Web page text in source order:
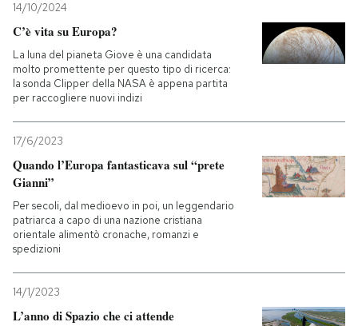
14/10/2024
C’è vita su Europa?
La luna del pianeta Giove è una candidata
molto promettente per questo tipo di ricerca:
la sonda Clipper della NASA è appena partita
per raccogliere nuovi indizi
17/6/2023
Quando l’Europa fantasticava sul “prete
Gianni”
Per secoli, dal medioevo in poi, un leggendario
patriarca a capo di una nazione cristiana
orientale alimentò cronache, romanzi e
spedizioni
14/1/2023
L’anno di Spazio che ci attende